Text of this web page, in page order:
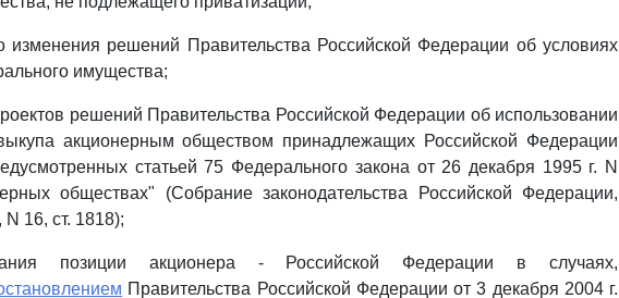
изменения решений Правительства Российской Федерации об условиях
имущества;
решений Правительства Российской Федерации об использовании
акционерным обществом принадлежащих Российской Федерации
статьей 75 Федерального закона от 26 декабря 1995 г. N
обществах" (Собрание законодательства Российской Федерации,
N 16, ст. 1818);
позиции акционера - Российской Федерации в случаях,
Правительства Российской Федерации от 3 декабря 2004 г.